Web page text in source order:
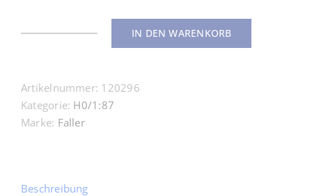
Bahnbetriebswerk
H0
1:87
IN DEN WARENKORB
Artikelnummer: 120296
Kategorie: H0/1:87
Marke: Faller
Beschreibung